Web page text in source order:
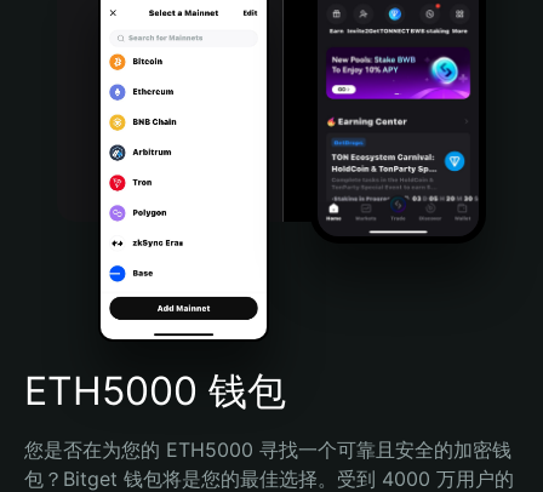
Português (Portugal)
Bahasa Indonesia
Português (Brasil)
Español (Argentina)
ETH5000 钱包
您是否在为您的 ETH5000 寻找一个可靠且安全的加密钱
包？Bitget 钱包将是您的最佳选择。受到 4000 万用户的